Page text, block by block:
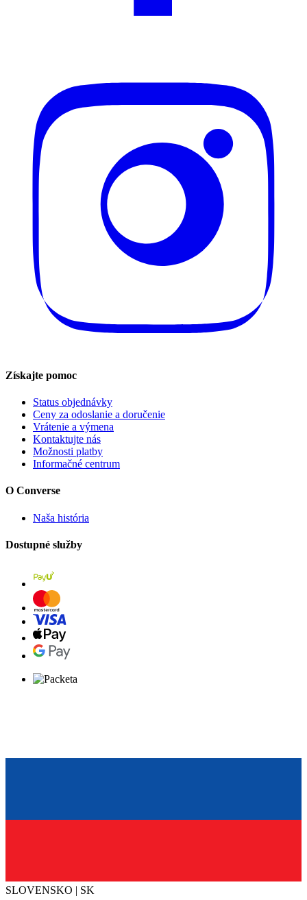
Získajte pomoc
Status objednávky
Ceny za odoslanie a doručenie
Vrátenie a výmena
Kontaktujte nás
Možnosti platby
Informačné centrum
O Converse
Naša história
Dostupné služby
SLOVENSKO | SK